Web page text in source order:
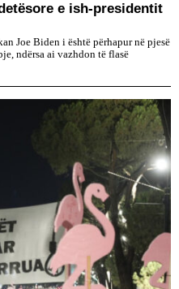
e ish-presidentit
Joe Biden i është përhapur në pjesë
ndërsa ai vazhdon të flasë